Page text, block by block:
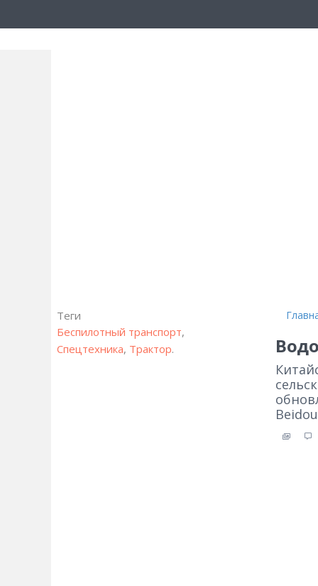
Теги
Беспилотный транспорт,
Спецтехника, Трактор.